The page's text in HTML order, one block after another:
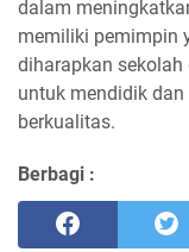
dalam
memiliki pemimpin
diharapkan
untuk mendidik
berkualitas.
Berbagi :